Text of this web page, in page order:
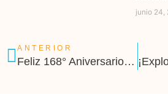
junio 24,
ANTERIOR
Feliz 168° Aniversario Cajamarca